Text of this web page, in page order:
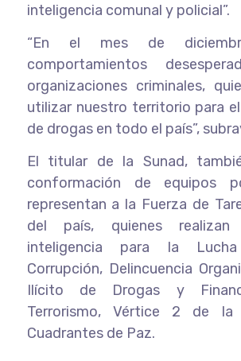
inteligencia comunal y policial”.
“En el mes de
comportamientos
organizaciones criminales,
utilizar nuestro territorio para
de drogas en todo el país”,
El titular de la Sunad,
conformación de equipos
representan a la Fuerza de
del país, quienes
inteligencia para la
Corrupción, Delincuencia
Ilícito de Drogas y
Terrorismo, Vértice 2 de la
Cuadrantes de Paz.